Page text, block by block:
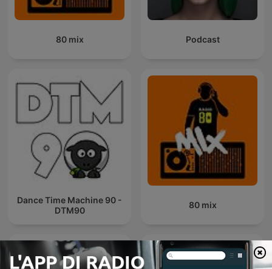
80 mix Podcast
Dance Time Machine 90 -
DTM90
80 mix